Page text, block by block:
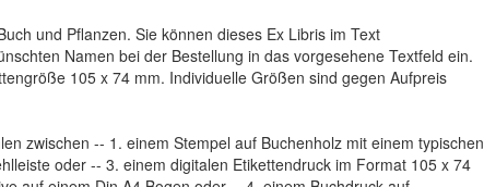
und Pflanzen. Sie können dieses Ex Libris im Text
Namen bei der Bestellung in das vorgesehene Textfeld ein.
105 x 74 mm. Individuelle Größen sind gegen Aufpreis
zwischen -- 1. einem Stempel auf Buchenholz mit einem typischen
oder -- 3. einem digitalen Etikettendruck im Format 105 x 74